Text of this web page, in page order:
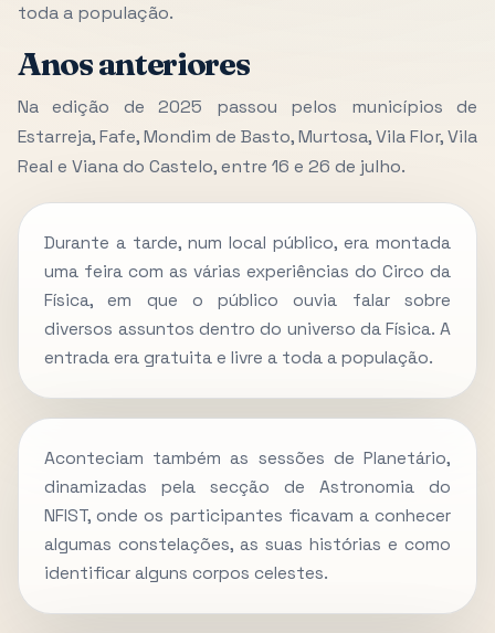
toda a população.
Anos anteriores
Na edição de 2025 passou pelos municípios de
Estarreja, Fafe, Mondim de Basto, Murtosa, Vila Flor, Vila
Real e Viana do Castelo, entre 16 e 26 de julho.
Durante a tarde, num local público, era montada
uma feira com as várias experiências do Circo da
Física, em que o público ouvia falar sobre
diversos assuntos dentro do universo da Física. A
entrada era gratuita e livre a toda a população.
Aconteciam também as sessões de Planetário,
dinamizadas pela secção de Astronomia do
NFIST, onde os participantes ficavam a conhecer
algumas constelações, as suas histórias e como
identificar alguns corpos celestes.